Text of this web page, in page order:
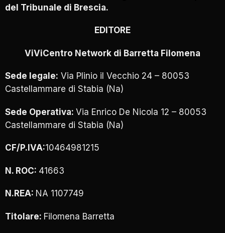
del Tribunale di Brescia.
EDITORE
ViViCentro Network di Barretta Filomena
Sede legale: Via Plinio il Vecchio 24 – 80053
Castellammare di Stabia (Na)
Sede Operativa: Via Enrico De Nicola 12 – 80053
Castellammare di Stabia (Na)
CF/P.IVA:10464981215
N. ROC: 41663
N.REA: NA 1107749
Titolare: Filomena Barretta